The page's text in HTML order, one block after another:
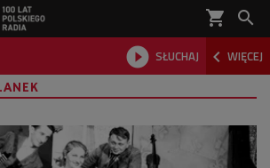
shopping_cart 
 SŁUCHAJ  WIĘCEJ
